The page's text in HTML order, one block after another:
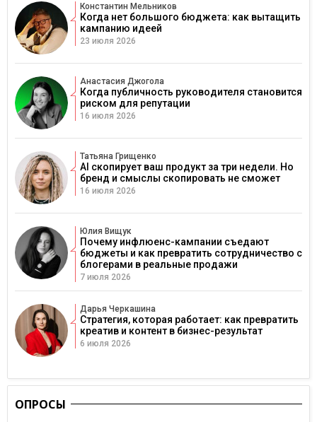
Константин Мельников
Когда нет большого бюджета: как вытащить
кампанию идеей
23 июля 2026
Анастасия Джогола
Когда публичность руководителя становится
риском для репутации
16 июля 2026
Татьяна Грищенко
AI скопирует ваш продукт за три недели. Но
бренд и смыслы скопировать не сможет
16 июля 2026
Юлия Вищук
Почему инфлюенс-кампании съедают
бюджеты и как превратить сотрудничество с
блогерами в реальные продажи
7 июля 2026
Дарья Черкашина
Стратегия, которая работает: как превратить
креатив и контент в бизнес-результат
6 июля 2026
ОПРОСЫ